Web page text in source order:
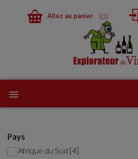
0
Allez au panier
Pays
Afrique du Sud [4]